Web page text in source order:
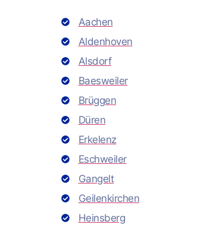
Aachen
Aldenhoven
Alsdorf
Baesweiler
Brüggen
Düren
Erkelenz
Eschweiler
Gangelt
Geilenkirchen
Heinsberg